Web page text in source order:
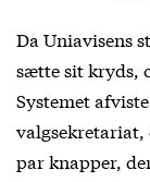
Da Uniavisens
sætte sit kryds,
Systemet
valgsekretariat,
par knapper,